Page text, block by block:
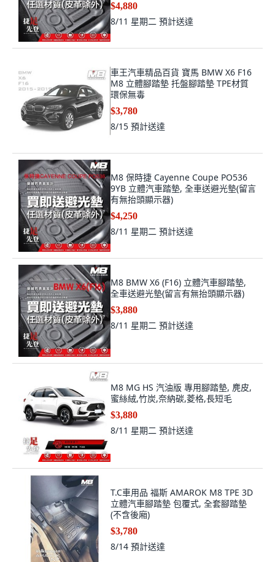
$4,880
8/11 星期二 預計送達
車王汽車精品百貨 寶馬 BMW X6 F16
M8 立體腳踏墊 托盤腳踏墊 TPE材質
環保無毒
$3,780
8/15 預計送達
M8 保時捷 Cayenne Coupe PO536
9YB 立體汽車踏墊, 全車送避光墊(留言
有無抬頭顯示器)
$4,250
8/11 星期二 預計送達
M8 BMW X6 (F16) 立體汽車腳踏墊,
全車送避光墊(留言有無抬頭顯示器)
$3,880
8/11 星期二 預計送達
M8 MG HS 汽油版 專用腳踏墊, 麂皮,
蜜絲絨,竹炭,奈納碳,菱格,長短毛
$3,880
8/11 星期二 預計送達
T.C車用品 福斯 AMAROK M8 TPE 3D
立體汽車腳踏墊 包覆式, 全套腳踏墊
(不含後廂)
$3,780
8/14 預計送達